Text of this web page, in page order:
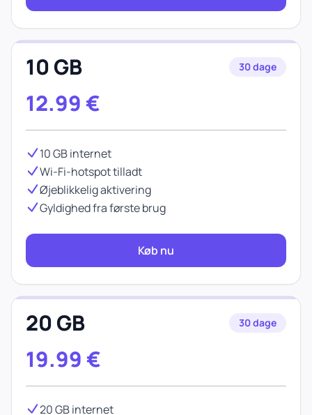
10 GB 30 dage
12.99 €
10 GB internet
Wi-Fi-hotspot tilladt
Øjeblikkelig aktivering
Gyldighed fra første brug
Køb nu
20 GB 30 dage
19.99 €
20 GB internet